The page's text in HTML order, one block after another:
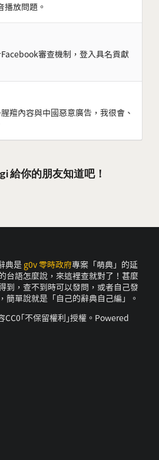
放問題。
審查機制，登入具名貢獻
羶內容與中國惡意廣告，我很會、
給你的朋友知道吧！
典是 g0v 零時政府專案「萌典」的延
台語怎麼說，來這裡查就對了！甚麼
到，查不到時可以發問，或者自己發
簡單說就是「自己的辭典自己編」。
CC0｢不保留權利｣授權。Powered